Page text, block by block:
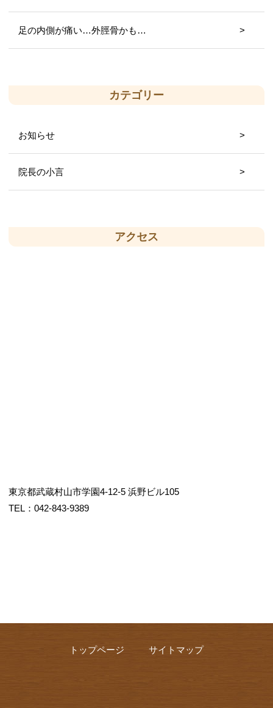
足の内側が痛い…外脛骨かも…
カテゴリー
お知らせ
院長の小言
アクセス
東京都武蔵村山市学園4-12-5 浜野ビル105
TEL：042-843-9389
トップページ サイトマップ